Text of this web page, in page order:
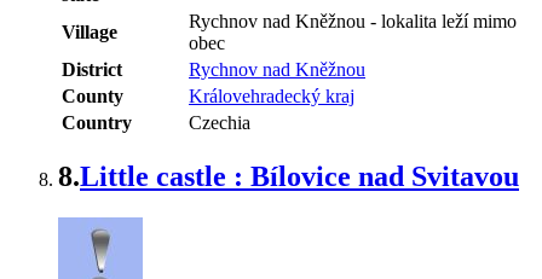
Village
Rychnov nad Kněžnou - lokalita leží mimo
obec
District
Rychnov nad Kněžnou
County
Královehradecký kraj
Country
Czechia
8.Little castle : Bílovice nad Svitavou